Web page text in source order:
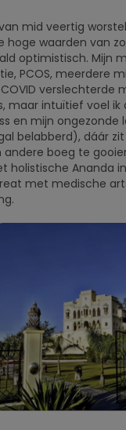
mid veertig
waarden van
optimistisch. Mijn
PCOS, meerdere
verslechterde
maar intuïtief voel
en mijn ongezonde
belabberd), dáár
boeg te
holistische Ananda
met medische